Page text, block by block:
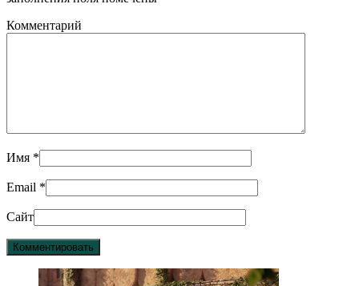
Комментарий
Имя *
Email *
Сайт